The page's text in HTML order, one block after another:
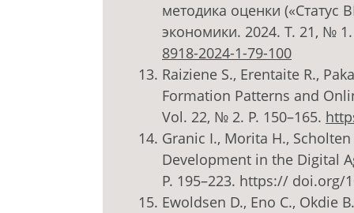
методика оценки
экономики. 2024. Т. 21, №
8918-2024-1-79-100
Raiziene S., Erentaite R.,
Formation Patterns and
Vol. 22, № 2. P. 150–165.
Granic I., Morita H.,
Development in the Digital
P. 195–223. https:// doi.org/
Ewoldsen D., Eno C., Okdie